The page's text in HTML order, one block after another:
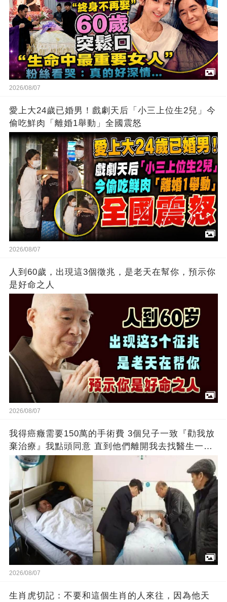
2026/08/07
愛上大24歲已婚男！戲劇天后「小三上位生2兒」今
偷吃鮮肉「離婚1舉動」全國震怒
2026/08/07
人到60歲，出現這3個徵兆，是老天在幫你，預示你
是好命之人
2026/08/07
我得癌癥需要150萬的手術費 3個兒子一致『勸我放
棄治療』我點頭同意 直到他們離開我去找醫生一問
愣了....
2026/08/07
生肖虎切記：不要和這個生肖的人來往，因為他天